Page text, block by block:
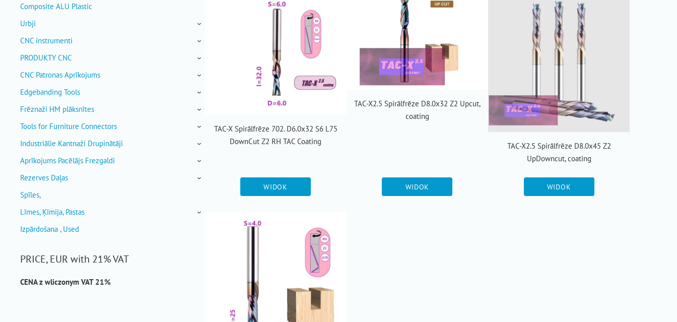
Composite ALU Plastic
Urbji
›
CNC instrumenti ›
PRODUKTY CNC ›
CNC Patronas Aprīkojums ›
Edgebanding Tools ›
Frēznaži HM plāksnītes ›
Tools for Furniture Connectors ›
Industriālie Kantnaži Drupinātāji ›
Aprīkojums Pacēlājs Frezgaldi ›
Rezerves Daļas ›
Spīles,
Līmes, Ķīmija, Pastas
›
Izpārdošana , Used
PRICE, EUR with 21% VAT
CENA z wliczonym VAT 21%
TAC-X Spirālfrēze 702. D6.0x32 S6 L75
DownCut Z2 RH TAC Coating
WIDOK
TAC-X2.5 Spirālfrēze D8.0x32 Z2 Upcut,
coating
WIDOK
TAC-X2.5 Spirālfrēze D8.0x45 Z2
UpDowncut, coating
WIDOK